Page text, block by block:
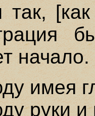
имея
руки и